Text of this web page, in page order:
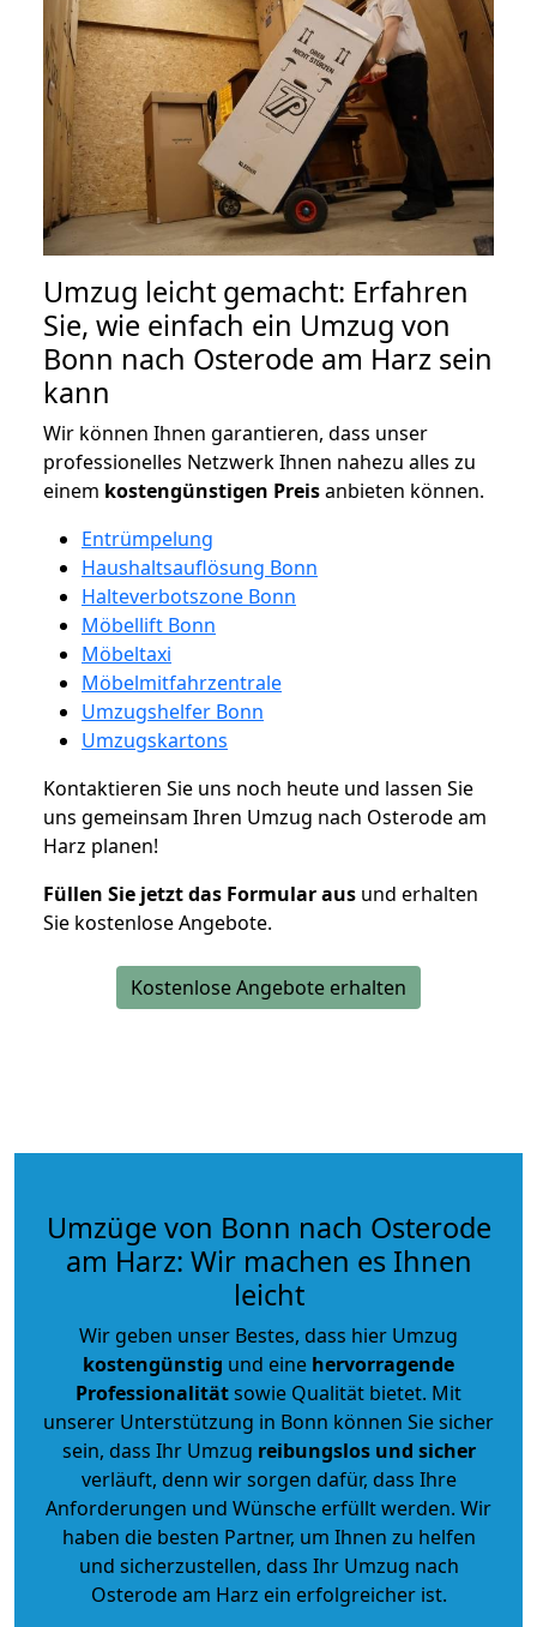
Umzug leicht gemacht: Erfahren
Sie, wie einfach ein Umzug von
Bonn nach Osterode am Harz sein
kann
Wir können Ihnen garantieren, dass unser
professionelles Netzwerk Ihnen nahezu alles zu
einem kostengünstigen Preisanbieten können.
Entrümpelung
Haushaltsauflösung Bonn
Halteverbotszone Bonn
Möbellift Bonn
Möbeltaxi
Möbelmitfahrzentrale
Umzugshelfer Bonn
Umzugskartons
Kontaktieren Sie uns noch heute und lassen Sie
uns gemeinsam Ihren Umzug nach Osterode am
Harz planen!
Füllen Sie jetzt das Formular aus und erhalten
Sie kostenlose Angebote.
Kostenlose Angebote erhalten
Umzüge von Bonn nach Osterode
am Harz: Wir machen es Ihnen
leicht
Wir geben unser Bestes, dass hier Umzug
kostengünstig und eine hervorragende
Professionalitätsowie Qualität bietet. Mit
unserer Unterstützung in Bonn können Sie sicher
sein, dass Ihr Umzug reibungslos und sicher
verläuft, denn wir sorgen dafür, dass Ihre
Anforderungen und Wünsche erfüllt werden. Wir
haben die besten Partner, um Ihnen zu helfen
und sicherzustellen, dass Ihr Umzug nach
Osterode am Harz ein erfolgreicher ist.